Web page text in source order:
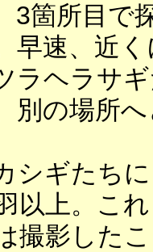
3箇所目で
早速、近
ラヘラサ
別の場所
シギたち
以上。こ
撮影した